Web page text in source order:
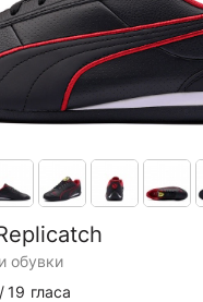
обувки
19 гласа